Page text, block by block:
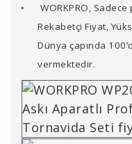
•
WORKPRO,
Rekabetçi Fiyat,
Dünya çapında
vermektedir.